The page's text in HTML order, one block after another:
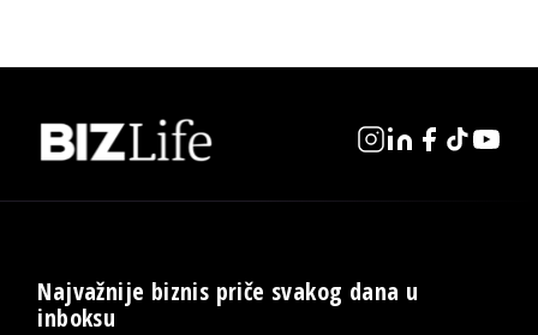
Najvažnije biznis priče svakog dana u
inboksu